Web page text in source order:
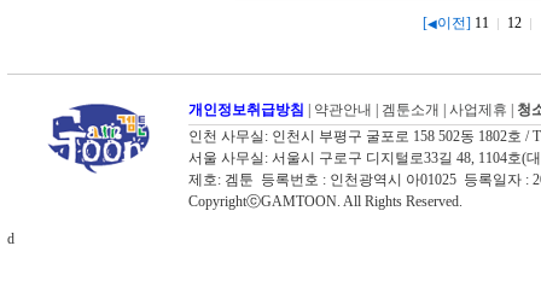
[◀이전] 11 12
개인정보취급방침 약관안내 겜툰소개 사업제휴
청
인천 사무실: 인천시 부평구 굴포로 158 502동 1802호 /
서울 사무실: 서울시 구로구 디지털로33길 48, 1104호(
제호: 겜툰 등록번호 : 인천광역시 아01025 등록일자 :
CopyrightⓒGAMTOON. All Rights Reserved.
d